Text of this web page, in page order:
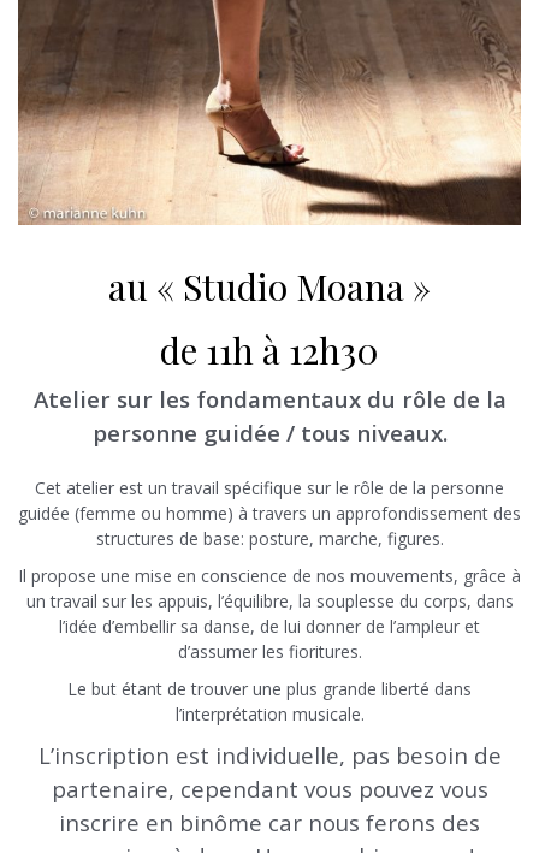
au « Studio Moana »
de 11h à 12h30
Atelier sur les fondamentaux du rôle de la
personne guidée / tous niveaux.
Cet atelier est un travail spécifique sur le rôle de la personne
guidée (femme ou homme) à travers un approfondissement des
structures de base: posture, marche, figures.
Il propose une mise en conscience de nos mouvements, grâce à
un travail sur les appuis, l’équilibre, la souplesse du corps, dans
l’idée d’embellir sa danse, de lui donner de l’ampleur et
d’assumer les fioritures.
Le but étant de trouver une plus grande liberté dans
l’interprétation musicale.
L’inscription est individuelle, pas besoin de
partenaire, cependant vous pouvez vous
inscrire en binôme car nous ferons des